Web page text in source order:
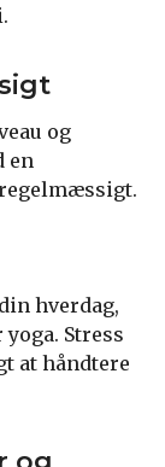
og
en
hverdag,
Stress
at håndtere